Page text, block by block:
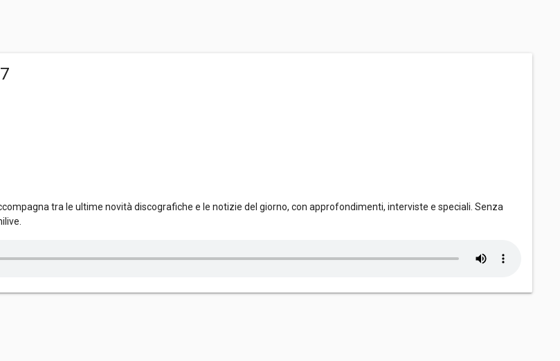
tra le ultime novità discografiche e le notizie del giorno, con approfondimenti, interviste e speciali. Senza